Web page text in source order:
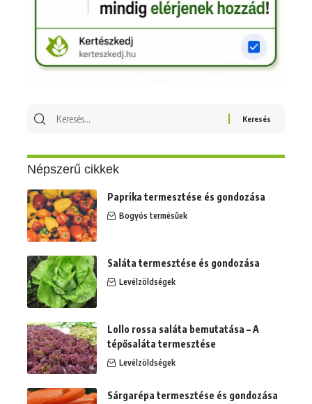
Keresés
Népszerű cikkek
Paprika termesztése és gondozása
Bogyós termésűek
Saláta termesztése és gondozása
Levélzöldségek
Lollo rossa saláta bemutatása – A
tépősaláta termesztése
Levélzöldségek
Sárgarépa termesztése és gondozása